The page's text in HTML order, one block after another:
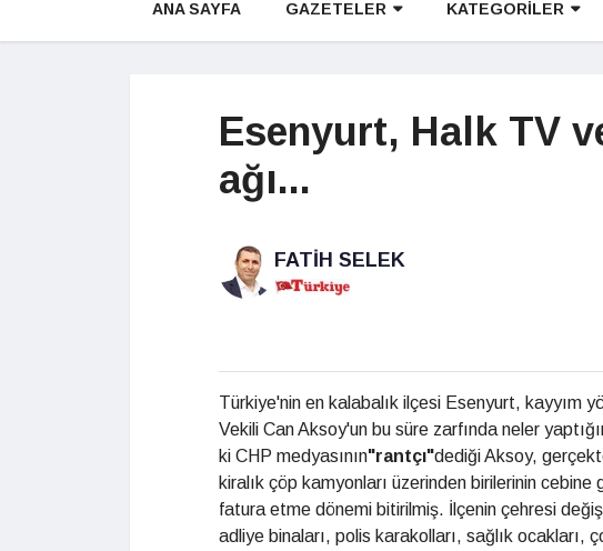
ANA SAYFA GAZETELER KATEGORİLER
Esenyurt, Halk TV
ağı...
FATIH SELEK
Türkiye'nin en kalabalık ilçesi Esenyurt, kayyım
Vekili Can Aksoy'un bu süre zarfında neler
ki CHP medyasının"rantçı"dediği Aksoy,
kiralık çöp kamyonları üzerinden birilerinin
fatura etme dönemi bitirilmiş. İlçenin çehresi
adliye binaları, polis karakolları, sağlık ocakları,